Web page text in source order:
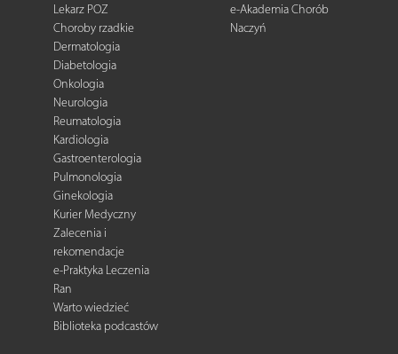
Lekarz POZ
Choroby rzadkie
Dermatologia
Diabetologia
Onkologia
Neurologia
Reumatologia
Kardiologia
Gastroenterologia
Pulmonologia
Ginekologia
Kurier Medyczny
Zalecenia i
rekomendacje
e-Praktyka Leczenia
Ran
Warto wiedzieć
Biblioteka podcastów
e-Akademia Chorób
Naczyń